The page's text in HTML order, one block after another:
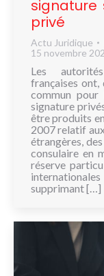
signature
privé
Actu Juridique
15 novembre
Les
françaises ont,
commun
signature
être produits
2007 relatif
étrangères,
consulaire en
réserve
supprimant […]